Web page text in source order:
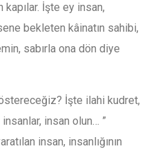
kapılar. İşte ey insan,
bekleten kâinatın sahibi,
sabırla ona dön diye
İşte ilahi kudret,
insan olun… ”
insan, insanlığının